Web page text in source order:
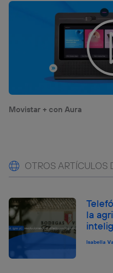
Movistar + con Aura
OTROS ARTÍCULOS
la
Isabella